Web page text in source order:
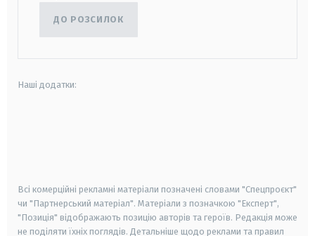
ДО РОЗСИЛОК
Наші додатки:
Всі комерційні рекламні матеріали позначені словами "Спецпроєкт"
чи "Партнерський матеріал". Матеріали з позначкою "Експерт",
"Позиція" відображають позицію авторів та героїв. Редакція може
не поділяти їхніх поглядів. Детальніше щодо реклами та правил